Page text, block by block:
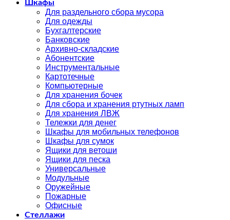
Шкафы
Для раздельного сбора мусора
Для одежды
Бухгалтерские
Банковские
Архивно-складские
Абонентские
Инструментальные
Картотечные
Компьютерные
Для хранения бочек
Для сбора и хранения ртутных ламп
Для хранения ЛВЖ
Тележки для денег
Шкафы для мобильных телефонов
Шкафы для сумок
Ящики для ветоши
Ящики для песка
Универсальные
Модульные
Оружейные
Пожарные
Офисные
Стеллажи